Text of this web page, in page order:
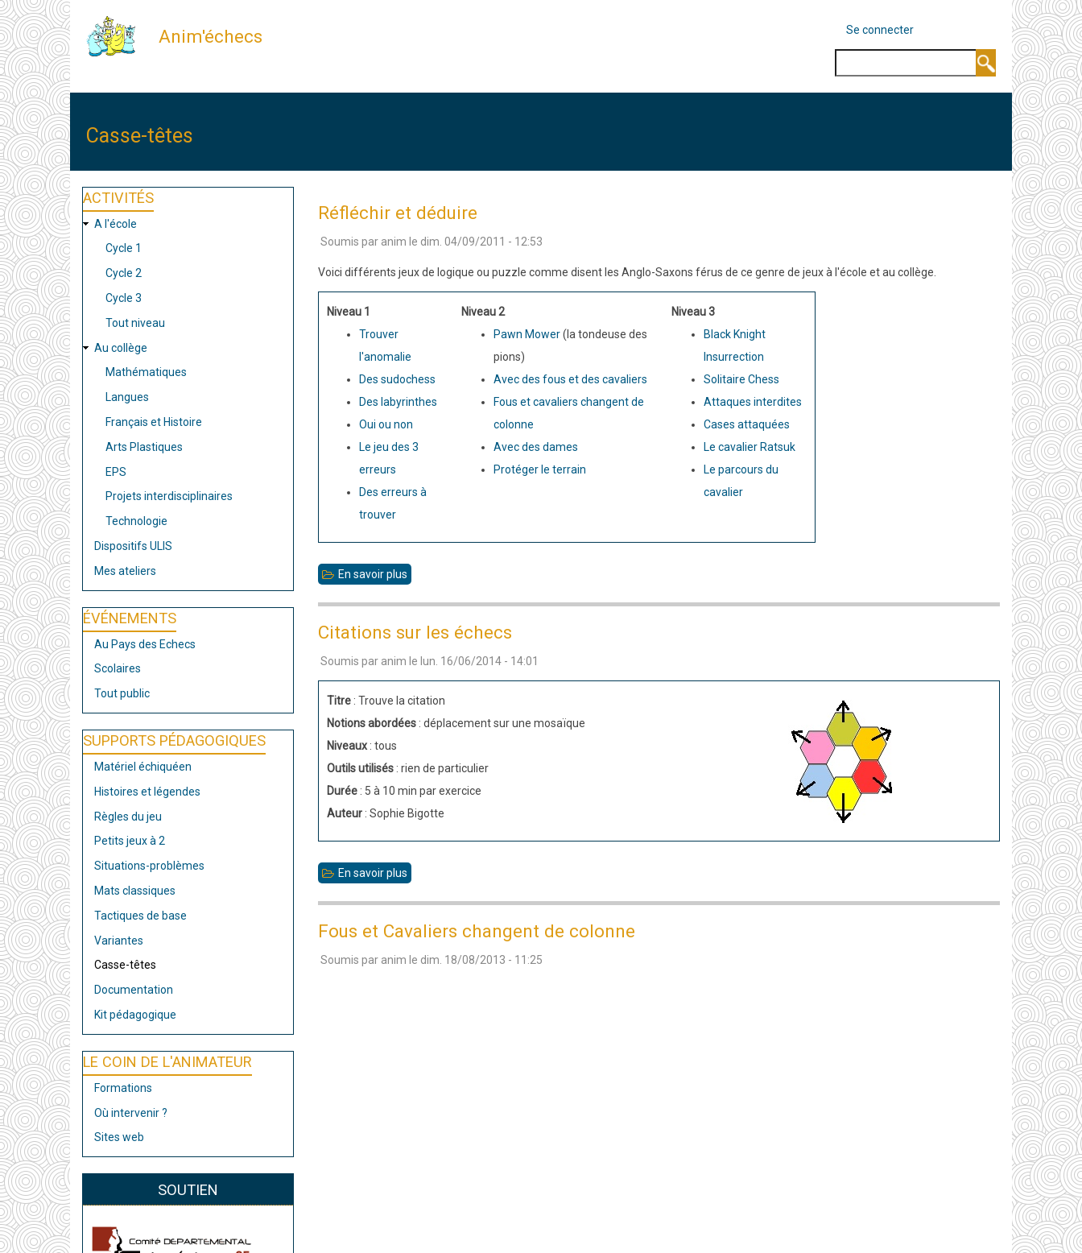
Aller
au
contenu
principal
Anim'échecs
MENU
COMPTE
DE
Se connecter
Casse-têtes
ACTIVITÉS
A l'école
Cycle 1
Cycle 2
Cycle 3
Tout niveau
Au collège
Mathématiques
Langues
Français et Histoire
Arts Plastiques
EPS
Projets interdisciplinaires
Technologie
Dispositifs ULIS
Mes ateliers
ÉVÉNEMENTS
Au Pays des Echecs
Scolaires
Tout public
SUPPORTS PÉDAGOGIQUES
Matériel échiquéen
Histoires et légendes
Règles du jeu
Petits jeux à 2
Situations-problèmes
Mats classiques
Tactiques de base
Variantes
Casse-têtes
Documentation
Kit pédagogique
LE COIN DE L'ANIMATEUR
Formations
Où intervenir ?
Sites web
SOUTIEN
Réfléchir et déduire
Soumis par anim le dim. 04/09/2011 - 12:53
Voici différents jeux de logique ou puzzle comme disent les Anglo-Saxons férus de ce genre de jeux à l'école et au collège.
Niveau 1
Trouver
l'anomalie
Des sudochess
Des labyrinthes
Oui ou non
Le jeu des 3
erreurs
Des erreurs à
trouver
Niveau 2
Pawn Mower(la tondeuse des
pions)
Avec des fous et des cavaliers
Fous et cavaliers changent de
colonne
Avec des dames
Protéger le terrain
Niveau 3
Black Knight
Insurrection
Solitaire Chess
Attaques interdites
Cases attaquées
Le cavalier Ratsuk
Le parcours du
cavalier
En savoir plus
déduire
Citations sur les échecs
Soumis par anim le lun. 16/06/2014 - 14:01
Titre : Trouve la citation
Notions abordées: déplacement sur une mosaïque
Niveaux : tous
Outils utilisés: rien de particulier
Durée: 5 à 10 min par exercice
Auteur: Sophie Bigotte
En savoir plus
les
échecs
Fous et Cavaliers changent de colonne
Soumis par anim le dim. 18/08/2013 - 11:25